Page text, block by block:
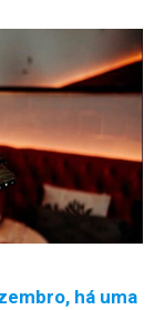
há uma